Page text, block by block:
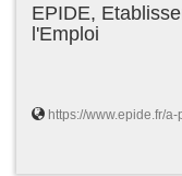
EPIDE,
l'Emploi
https://www.epide.fr/